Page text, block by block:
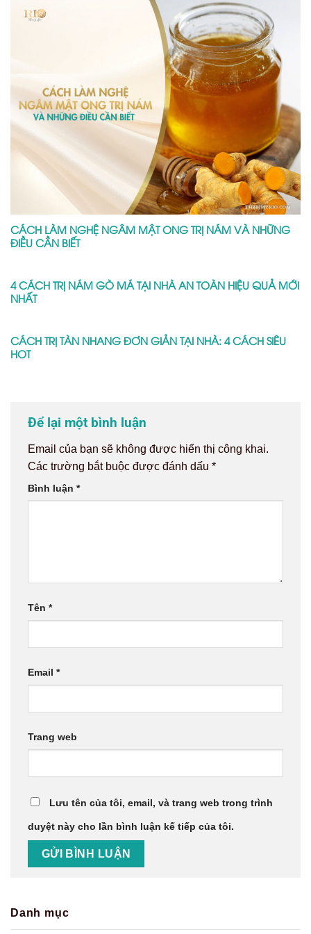
CÁCH LÀM NGHỆ NGÂM MẬT ONG TRỊ NÁM VÀ NHỮNG
ĐIỀU CẦN BIẾT
4 CÁCH TRỊ NÁM GÒ MÁ TẠI NHÀ AN TOÀN HIỆU QUẢ MỚI
NHẤT
CÁCH TRỊ TÀN NHANG ĐƠN GIẢN TẠI NHÀ: 4 CÁCH SIÊU
HOT
Để lại một bình luận
Email của bạn sẽ không được hiển thị công khai.
Các trường bắt buộc được đánh dấu *
Bình luận *
Tên *
Email *
Trang web
Lưu tên của tôi, email, và trang web trong trình
duyệt này cho lần bình luận kế tiếp của tôi.
Danh mục